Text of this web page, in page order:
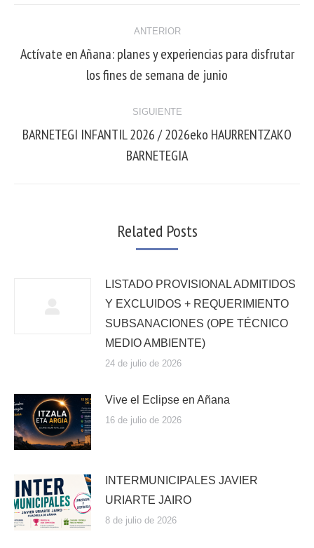
ANTERIOR
Actívate en Añana: planes y experiencias para disfrutar
los fines de semana de junio
SIGUIENTE
BARNETEGI INFANTIL 2026 / 2026eko HAURRENTZAKO
BARNETEGIA
Related Posts
LISTADO PROVISIONAL ADMITIDOS
Y EXCLUIDOS + REQUERIMIENTO
SUBSANACIONES (OPE TÉCNICO
MEDIO AMBIENTE)
24 de julio de 2026
Vive el Eclipse en Añana
16 de julio de 2026
INTERMUNICIPALES JAVIER
URIARTE JAIRO
8 de julio de 2026